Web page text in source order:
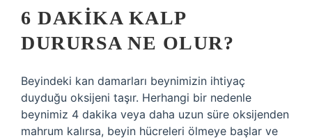
6 DAKIKA KALP
DURURSA NE OLUR?
Beyindeki kan damarları beynimizin ihtiyaç
duyduğu oksijeni taşır. Herhangi bir nedenle
beynimiz 4 dakika veya daha uzun süre oksijenden
mahrum kalırsa, beyin hücreleri ölmeye başlar ve